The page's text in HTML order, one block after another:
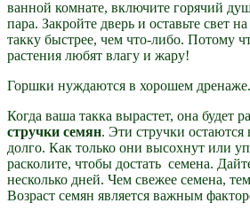
ванной комнате, включите горячий
пара. Закройте дверь и оставьте свет
такку быстрее, чем что-либо. Потому
растения любят влагу и жару!
Горшки нуждаются в хорошем дренаже.
Когда ваша такка вырастет, она будет
стручки семян. Эти стручки остаются
долго. Как только они высохнут или
расколите, чтобы достать семена.
несколько дней. Чем свежее семена,
Возраст семян является важным